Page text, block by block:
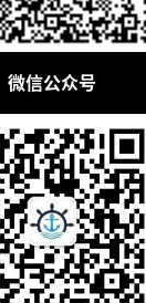
微信公众号